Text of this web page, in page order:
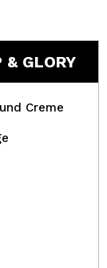
& GLORY
Creme